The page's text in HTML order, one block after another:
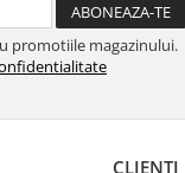
promotiile magazinului.
CLIENTI